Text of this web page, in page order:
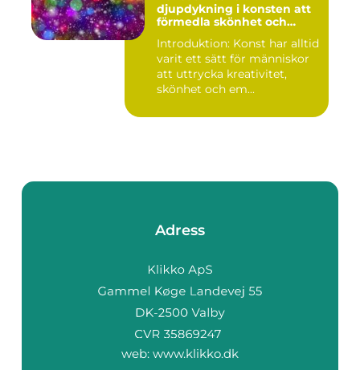
djupdykning i konsten att
förmedla skönhet och
Introduktion: Konst har alltid
varit ett sätt för människor
att uttrycka kreativitet,
skönhet och em...
Adress
web: www.klikko.dk